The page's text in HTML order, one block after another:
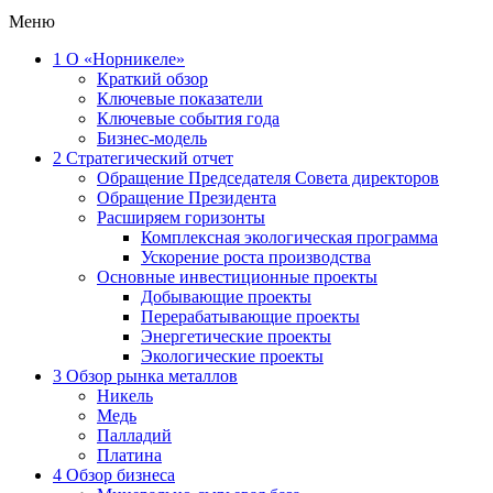
Меню
1 О «Норникеле»
Краткий обзор
Ключевые показатели
Ключевые события года
Бизнес-модель
2 Стратегический отчет
Обращение Председателя Совета директоров
Обращение Президента
Расширяем горизонты
Комплексная экологическая программа
Ускорение роста производства
Основные инвестиционные проекты
Добывающие проекты
Перерабатывающие проекты
Энергетические проекты
Экологические проекты
3 Обзор рынка металлов
Никель
Медь
Палладий
Платина
4 Обзор бизнеса